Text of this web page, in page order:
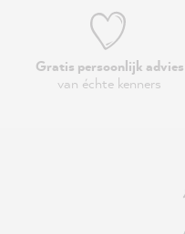
Gratis persoonlijk advies
van échte kenners